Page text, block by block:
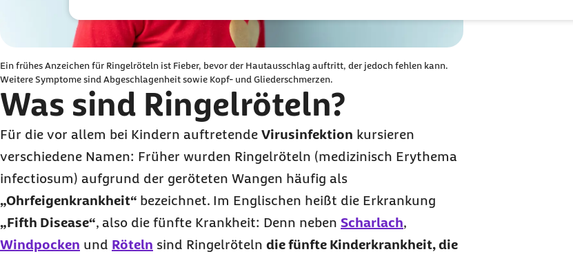
Ein frühes Anzeichen für Ringelröteln ist Fieber, bevor der Hautausschlag auftritt, der jedoch fehlen kann.
Weitere Symptome sind Abgeschlagenheit sowie Kopf- und Gliederschmerzen.
Was sind Ringelröteln?
Für die vor allem bei Kindern auftretende Virusinfektion kursieren
verschiedene Namen: Früher wurden Ringelröteln (medizinisch Erythema
infectiosum) aufgrund der geröteten Wangen häufig als
„Ohrfeigenkrankheit“ bezeichnet. Im Englischen heißt die Erkrankung
„Fifth Disease“, also die fünfte Krankheit: Denn neben Scharlach,
Windpocken und Röteln sind Ringelröteln die fünfte Kinderkrankheit, die